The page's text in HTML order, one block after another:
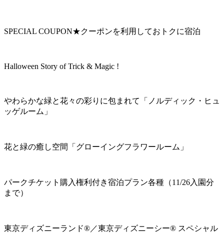
SPECIAL COUPON★クーポンを利用しておトクに宿泊
Halloween Story of Trick & Magic !
やわらかな緑と花々の彩りに包まれて「ノルディック・ヒュ
ッゲルーム」
花と緑の癒し空間「グローイングフラワールーム」
パークチケット購入権利付き宿泊プラン各種（11/26入園分
まで）
東京ディズニーランド®／東京ディズニーシー® スペシャル